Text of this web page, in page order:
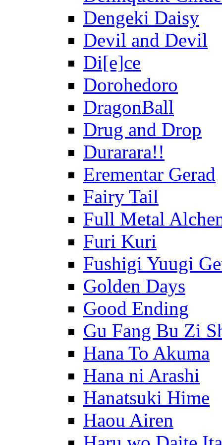
Dengeki Daisy
Devil and Devil
Di[e]ce
Dorohedoro
DragonBall
Drug and Drop
Durarara!!
Erementar Gerad
Fairy Tail
Full Metal
Furi Kuri
Fushigi Yuugi
Golden Days
Good Ending
Gu Fang Bu Zi
Hana To Akuma
Hana ni Arashi
Hanatsuki Hime
Haou Airen